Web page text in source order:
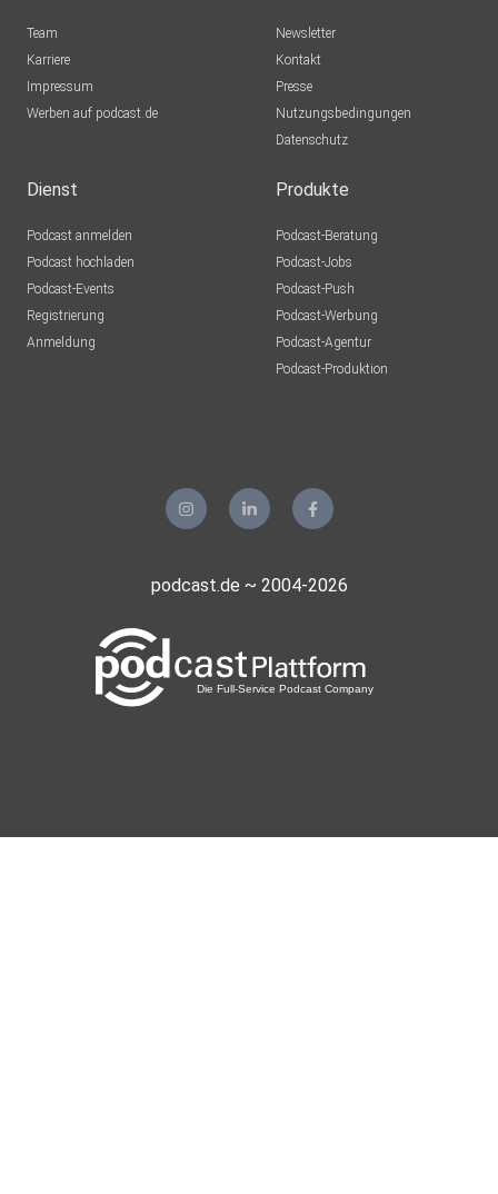
Team
Karriere
Impressum
Werben auf podcast.de
Newsletter
Kontakt
Presse
Nutzungsbedingungen
Datenschutz
Dienst
Podcast anmelden
Podcast hochladen
Podcast-Events
Registrierung
Anmeldung
Produkte
Podcast-Beratung
Podcast-Jobs
Podcast-Push
Podcast-Werbung
Podcast-Agentur
Podcast-Produktion
podcast.de ~ 2004-2026